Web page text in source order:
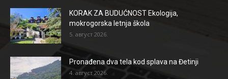
KORAK ZA BUDUĆNOST Ekologija,
mokrogorska letnja škola
5. август 2026.
Pronađena dva tela kod splava na Đetinji
4. август 2026.